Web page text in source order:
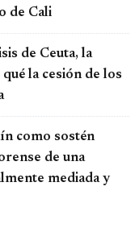
de Cali
de Ceuta, la
la cesión de los
como sostén
de una
mediada y